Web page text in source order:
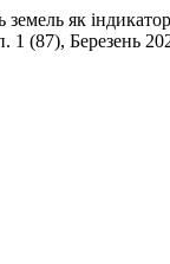
як
1 (87), Березень